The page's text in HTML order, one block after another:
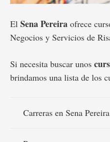
El Sena Pereira ofrece
Negocios y Servicios de
Si necesita buscar unos
brindamos una lista de los
Carreras en Sena Pereira